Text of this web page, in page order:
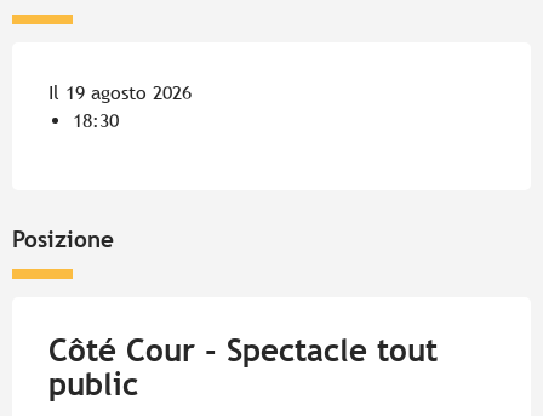
Il 19 agosto 2026
18:30
Posizione
Côté Cour - Spectacle tout
public